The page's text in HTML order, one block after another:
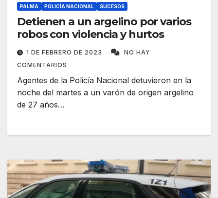
PALMA POLICÍA NACIONAL SUCESOS
Detienen a un argelino por varios
robos con violencia y hurtos
1 DE FEBRERO DE 2023
NO HAY
COMENTARIOS
Agentes de la Policía Nacional detuvieron en la
noche del martes a un varón de origen argelino
de 27 años…